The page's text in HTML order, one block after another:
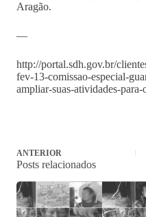
Aragão.
—
http://portal.sdh.gov.br/
fev-13-comissao-especial-
ampliar-suas-atividades-para-
ANTERIOR
Posts relacionados